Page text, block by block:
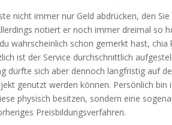
nicht immer nur Geld abdrücken, den
notiert er noch immer dreimal so
wahrscheinlich schon gemerkt hast,
ist der Service durchschnittlich
dürfte sich aber dennoch langfristig auf
genutzt werden können. Persönlich
physisch besitzen, sondern eine
Preisbildungsverfahren.